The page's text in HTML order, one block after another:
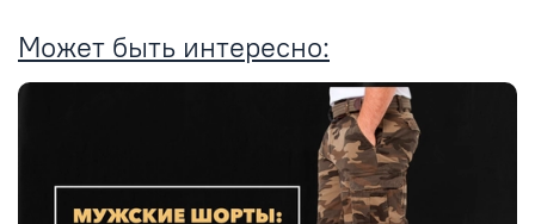
Может быть интересно: